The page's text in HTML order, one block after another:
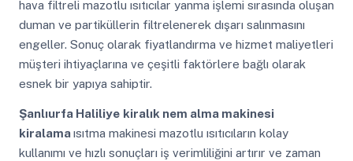
hava filtreli mazotlu ısıtıcılar yanma işlemi sırasında oluşan
duman ve partiküllerin filtrelenerek dışarı salınmasını
engeller. Sonuç olarak fiyatlandırma ve hizmet maliyetleri
müşteri ihtiyaçlarına ve çeşitli faktörlere bağlı olarak
esnek bir yapıya sahiptir.
Şanlıurfa Haliliye kiralık nem alma makinesi
kiralamaısıtma makinesi mazotlu ısıtıcıların kolay
kullanımı ve hızlı sonuçları iş verimliliğini artırır ve zaman